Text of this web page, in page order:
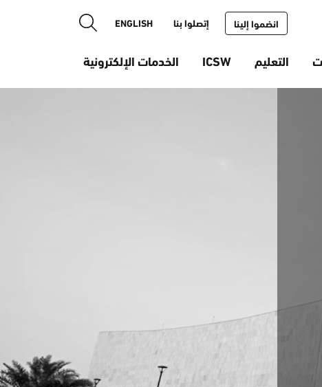
التعليم ICSW الخدمات الإلكترونية
انضموا إلينا إتصلوا بنا ENGLISH